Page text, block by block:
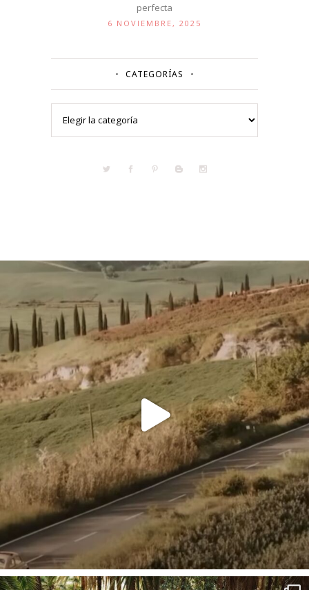
perfecta
6 NOVIEMBRE, 2025
CATEGORÍAS